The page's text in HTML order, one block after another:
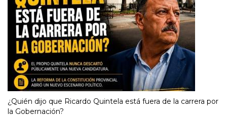
¿Quién dijo que Ricardo Quintela está fuera de la carrera por
la Gobernación?